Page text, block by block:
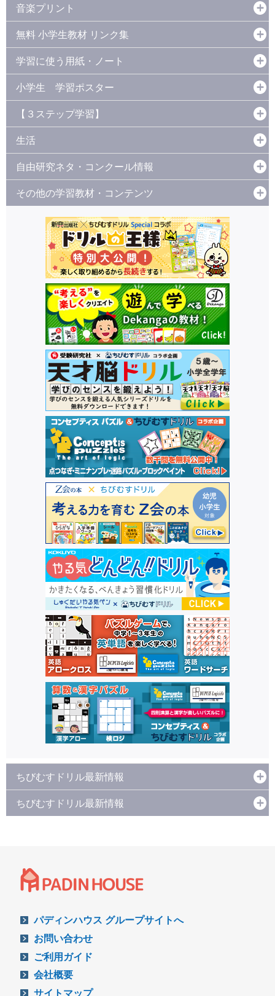
音楽プリント
無料 小学生教材 リンク集
学習に使う用紙・ノート
小学生 学習ポスター
【３ステップ学習】
生活
自由研究ネタ・コンクール情報
その他の学習教材・コンテンツ
ちびむすドリル最新情報
ちびむすドリル最新情報
パディンハウス グループサイトへ
お問い合わせ
ご利用ガイド
会社概要
サイトマップ